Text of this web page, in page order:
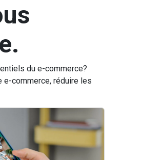
du e-commerce?
e-commerce, réduire les